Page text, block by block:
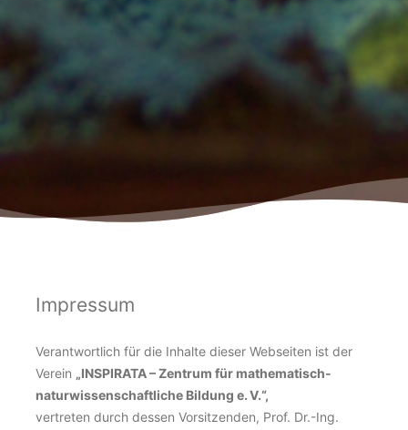
Impressum
Verantwortlich für die Inhalte dieser Webseiten ist der
Verein „INSPIRATA – Zentrum für mathematisch-
naturwissenschaftliche Bildung e. V.“,
vertreten durch dessen Vorsitzenden, Prof. Dr.-Ing.